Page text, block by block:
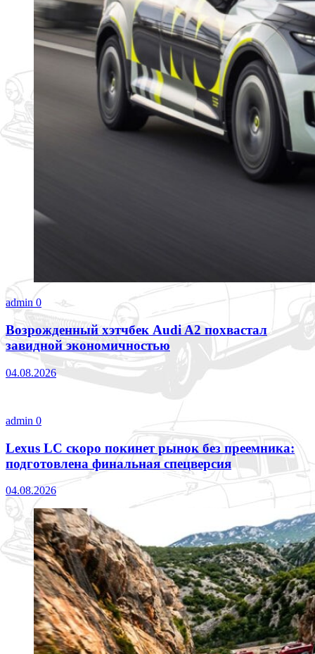
admin 0
Возрожденный хэтчбек Audi A2 похвастал
завидной экономичностью
04.08.2026
admin 0
Lexus LC скоро покинет рынок без преемника:
подготовлена финальная спецверсия
04.08.2026